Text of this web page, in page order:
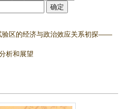
验区的经济与政治效应关系初探——
析和展望